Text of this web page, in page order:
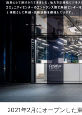
2021年2月にオープンした